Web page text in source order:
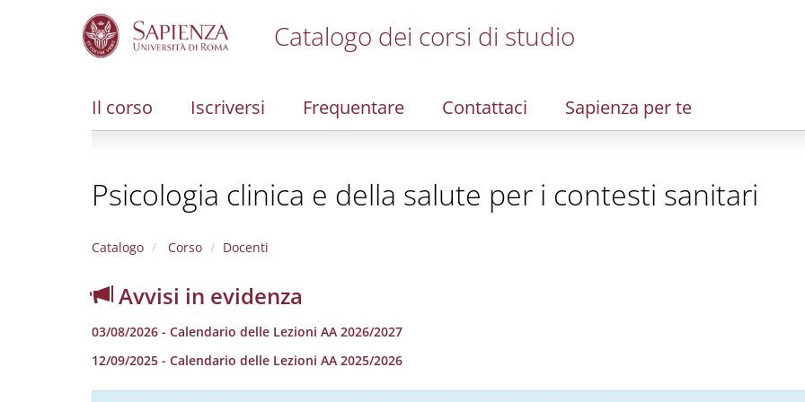
Catalogo dei corsi di studio
Il corso Iscriversi Frequentare Contattaci Sapienza per te
Psicologia clinica e della salute per i contesti sanitari
Catalogo Corso Docenti
Avvisi in evidenza
03/08/2026 - Calendario delle Lezioni AA 2026/2027
12/09/2025 - Calendario delle Lezioni AA 2025/2026